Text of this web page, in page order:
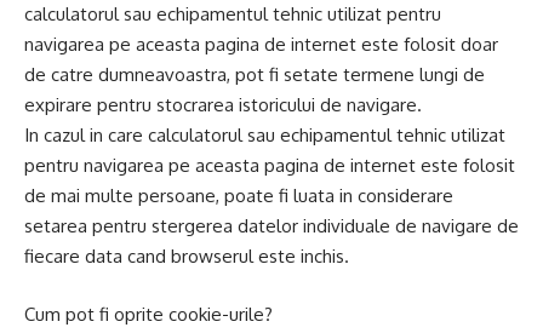
calculatorul sau echipamentul tehnic utilizat pentru
navigarea pe aceasta pagina de internet este folosit doar
de catre dumneavoastra, pot fi setate termene lungi de
expirare pentru stocrarea istoricului de navigare.
In cazul in care calculatorul sau echipamentul tehnic utilizat
pentru navigarea pe aceasta pagina de internet este folosit
de mai multe persoane, poate fi luata in considerare
setarea pentru stergerea datelor individuale de navigare de
fiecare data cand browserul este inchis.
Cum pot fi oprite cookie-urile?